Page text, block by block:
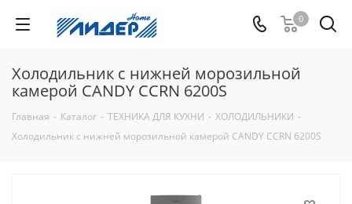
0
Холодильник с нижней морозильной
камерой CANDY CCRN 6200S
Главная - Каталог - ТЕХНИКА ДЛЯ КУХНИ - ХОЛОДИЛЬНИКИ -
Холодильник с нижней морозильной камерой CANDY CCRN 6200S